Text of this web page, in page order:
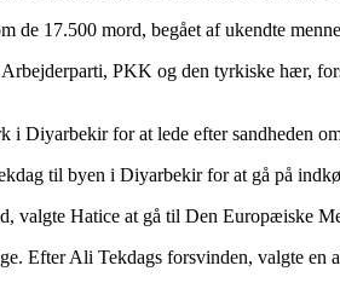
de 17.500 mord, begået af ukendte
PKK og den tyrkiske hær,
i Diyarbekir for at lede efter sandheden
til byen i Diyarbekir for at gå på
valgte Hatice at gå til Den Europæiske
Efter Ali Tekdags forsvinden, valgte